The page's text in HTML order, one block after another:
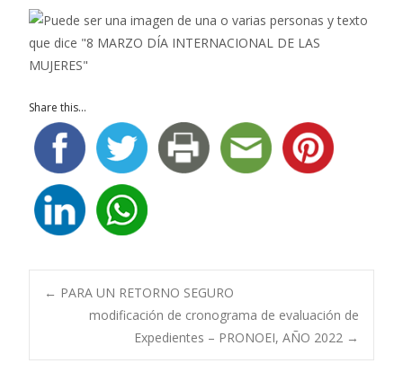
Share this...
Navegación
de
← PARA UN RETORNO SEGURO
modificación de cronograma de evaluación de
Expedientes – PRONOEI, AÑO 2022 →